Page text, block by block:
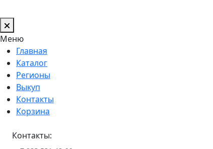
Меню
Главная
Каталог
Регионы
Выкуп
Контакты
Корзина
Контакты: